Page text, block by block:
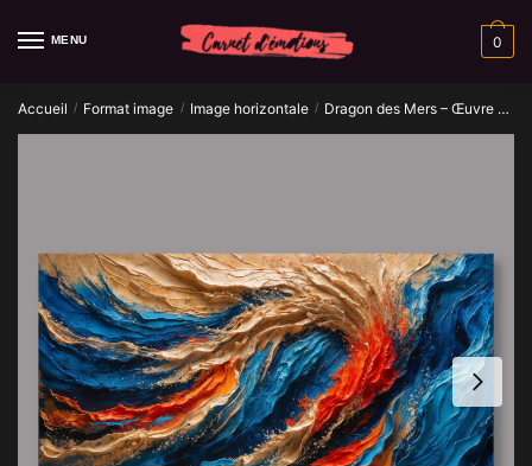
MENU 0
Accueil / Format image / Image horizontale / Dragon des Mers – Œuvre d’art IA